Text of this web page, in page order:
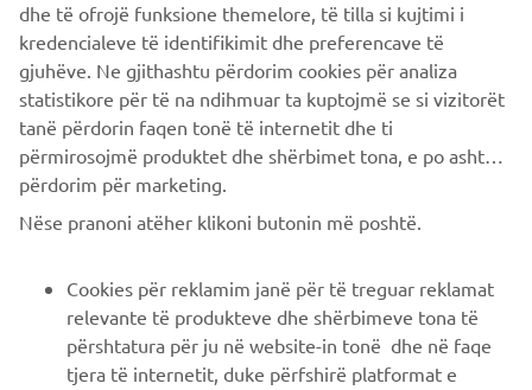
CORPORATE
PIÙ YAMAHA
dhe të ofrojë funksione themelore, të tilla si kujtimi i
kredencialeve të identifikimit dhe preferencave të
gjuhëve. Ne gjithashtu përdorim cookies për analiza
statistikore për të na ndihmuar ta kuptojmë se si vizitorët
tanë përdorin faqen tonë të internetit dhe ti
përmirosojmë produktet dhe shërbimet tona, e po ashtu ti
përdorim për marketing.
Nëse pranoni atëher klikoni butonin më poshtë.
Cookies për reklamim janë për të treguar reklamat
relevante të produkteve dhe shërbimeve tona të
përshtatura për ju në website-in tonë dhe në faqe
tjera të internetit, duke përfshirë platformat e